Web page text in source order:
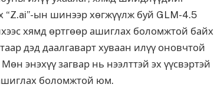
“Z.ai”-ын шинээр хөгжүүлж буй GLM-4.5
хямд өртгөөр ашиглах боломжтой байх
дэд даалгаварт хуваан илүү оновчтой
энэхүү загвар нь нээлттэй эх үүсвэртэй
боломжтой юм.